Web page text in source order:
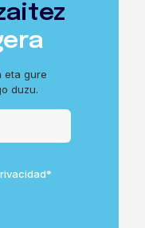
eta gure
duzu.